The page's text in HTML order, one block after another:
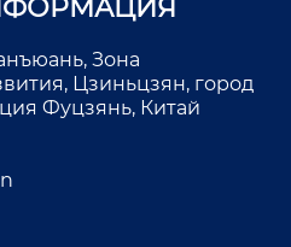
Зона
Цзиньцзян, город
Фуцзянь, Китай